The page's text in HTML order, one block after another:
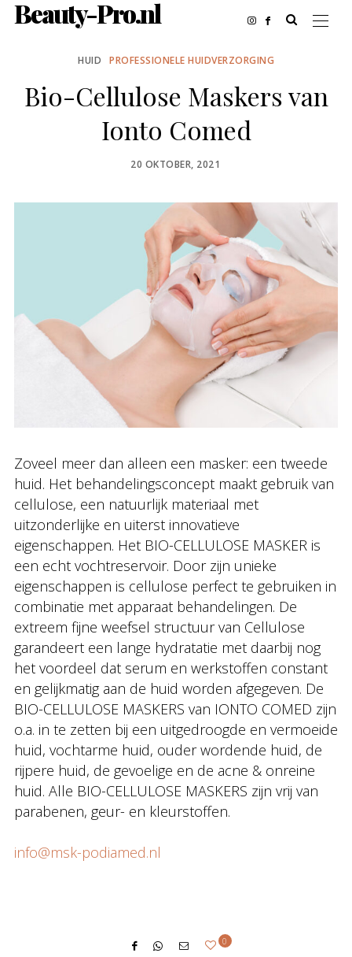
Beauty-Pro.nl
HUID PROFESSIONELE HUIDVERZORGING
Bio-Cellulose Maskers van
Ionto Comed
POSTED
20 OKTOBER, 2021
Zoveel meer dan alleen een masker: een tweede
huid. Het behandelingsconcept maakt gebruik van
cellulose, een natuurlijk materiaal met
uitzonderlijke en uiterst innovatieve
eigenschappen. Het BIO-CELLULOSE MASKER is
een echt vochtreservoir. Door zijn unieke
eigenschappen is cellulose perfect te gebruiken in
combinatie met apparaat behandelingen. De
extreem fijne weefsel structuur van Cellulose
garandeert een lange hydratatie met daarbij nog
het voordeel dat serum en werkstoffen constant
en gelijkmatig aan de huid worden afgegeven. De
BIO-CELLULOSE MASKERS van IONTO COMED zijn
o.a. in te zetten bij een uitgedroogde en vermoeide
huid, vochtarme huid, ouder wordende huid, de
rijpere huid, de gevoelige en de acne & onreine
huid. Alle BIO-CELLULOSE MASKERS zijn vrij van
parabenen, geur- en kleurstoffen.
info@msk-podiamed.nl
0